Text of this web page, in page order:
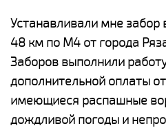
Устанавливали мне забор
48 км по М4 от города
Заборов выполнили
дополнительной оплаты
имеющиеся распашные
дождливой погоды и